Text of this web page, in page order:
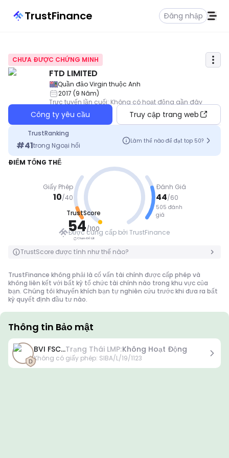
TrustFinance Đăng nhập
CHƯA ĐƯỢC CHỨNG MINH
FTD LIMITED
Quần đảo Virgin thuộc Anh
2017 (9 Năm)
Trực tuyến lần cuối: Không có hoạt động gần đây
Công ty yêu cầu Truy cập trang web
TrustRanking
#41trong Ngoại hối
Làm thế nào để đạt top 50?
ĐIỂM TỔNG THỂ
Giấy Phép
10/40
TrustScore
54/100
Chạm Để Lật
TRUNG BÌ
NH
Chạm Để Lật
Đánh Giá
44/60
505 đánh
giá
Được cung cấp bởi TrustFinance
TrustScore được tính như thế nào?
TrustFinance không phải là cố vấn tài chính được cấp phép và
không liên kết với bất kỳ tổ chức tài chính nào trong khu vực của
bạn. Chúng tôi khuyến khích bạn tự nghiên cứu trước khi đưa ra bất
kỳ quyết định đầu tư nào.
Thông tin Bảo mật
BVI FSC...Trạng Thái LMP:Không Hoạt Động
Không có giấy phép: SIBA/L/19/1123 Giấy phép hạng A
Được cấp bởi các cơ quan quản lý nổi tiếng toàn cầu, các giấy